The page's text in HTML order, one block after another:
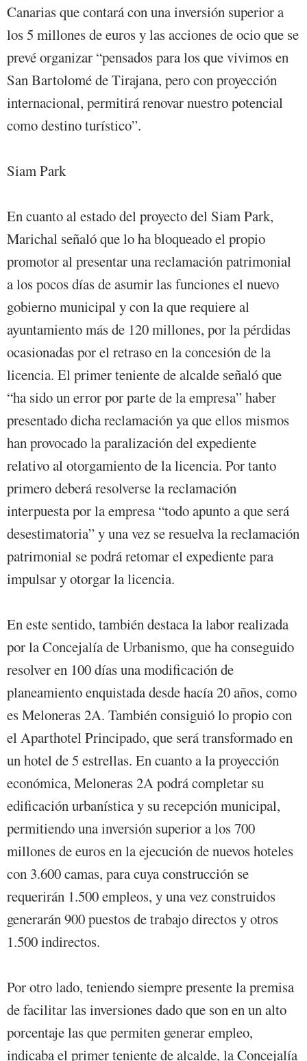
Canarias que contará con una inversión superior a
los 5 millones de euros y las acciones de ocio que se
prevé organizar “pensados para los que vivimos en
San Bartolomé de Tirajana, pero con proyección
internacional, permitirá renovar nuestro potencial
como destino turístico”.
Siam Park
En cuanto al estado del proyecto del Siam Park,
Marichal señaló que lo ha bloqueado el propio
promotor al presentar una reclamación patrimonial
a los pocos días de asumir las funciones el nuevo
gobierno municipal y con la que requiere al
ayuntamiento más de 120 millones, por la pérdidas
ocasionadas por el retraso en la concesión de la
licencia. El primer teniente de alcalde señaló que
“ha sido un error por parte de la empresa” haber
presentado dicha reclamación ya que ellos mismos
han provocado la paralización del expediente
relativo al otorgamiento de la licencia. Por tanto
primero deberá resolverse la reclamación
interpuesta por la empresa “todo apunto a que será
desestimatoria” y una vez se resuelva la reclamación
patrimonial se podrá retomar el expediente para
impulsar y otorgar la licencia.
En este sentido, también destaca la labor realizada
por la Concejalía de Urbanismo, que ha conseguido
resolver en 100 días una modificación de
planeamiento enquistada desde hacía 20 años, como
es Meloneras 2A. También consiguió lo propio con
el Aparthotel Principado, que será transformado en
un hotel de 5 estrellas. En cuanto a la proyección
económica, Meloneras 2A podrá completar su
edificación urbanística y su recepción municipal,
permitiendo una inversión superior a los 700
millones de euros en la ejecución de nuevos hoteles
con 3.600 camas, para cuya construcción se
requerirán 1.500 empleos, y una vez construidos
generarán 900 puestos de trabajo directos y otros
1.500 indirectos.
Por otro lado, teniendo siempre presente la premisa
de facilitar las inversiones dado que son en un alto
porcentaje las que permiten generar empleo,
indicaba el primer teniente de alcalde, la Concejalía